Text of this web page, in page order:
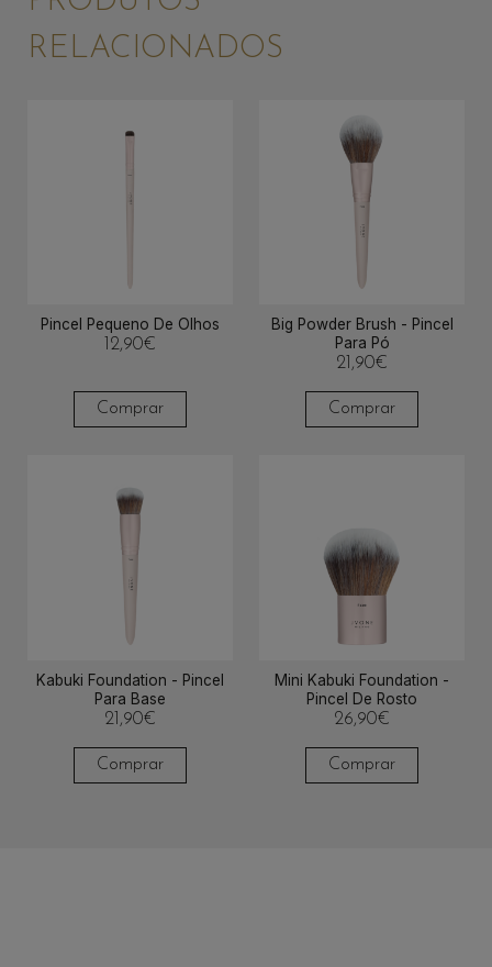
RELACIONADOS
Pincel Pequeno De Olhos
12,90€
Comprar
Big Powder Brush - Pincel
Para Pó
21,90€
Comprar
Kabuki Foundation - Pincel
Para Base
21,90€
Comprar
Mini Kabuki Foundation -
Pincel De Rosto
26,90€
Comprar